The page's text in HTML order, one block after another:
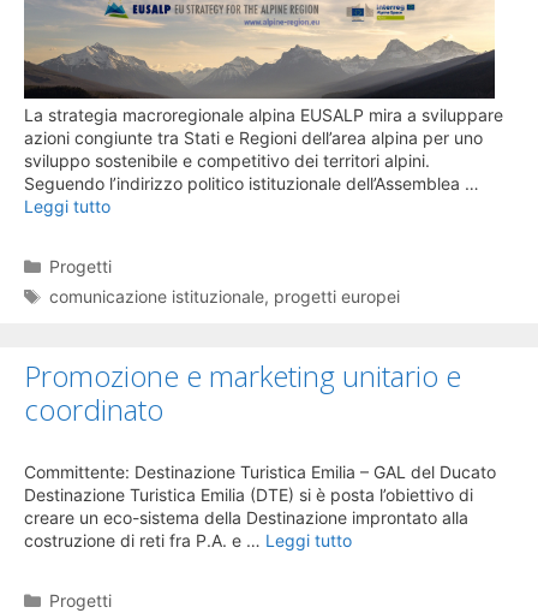
La strategia macroregionale alpina EUSALP mira a sviluppare
azioni congiunte tra Stati e Regioni dell’area alpina per uno
sviluppo sostenibile e competitivo dei territori alpini.
Seguendo l’indirizzo politico istituzionale dell’Assemblea …
Leggi tutto
Categorie
Progetti
Tag
comunicazione istituzionale, progetti europei
Promozione e marketing unitario e
coordinato
Committente: Destinazione Turistica Emilia – GAL del Ducato
Destinazione Turistica Emilia (DTE) si è posta l’obiettivo di
creare un eco-sistema della Destinazione improntato alla
costruzione di reti fra P.A. e … Leggi tutto
Categorie
Progetti